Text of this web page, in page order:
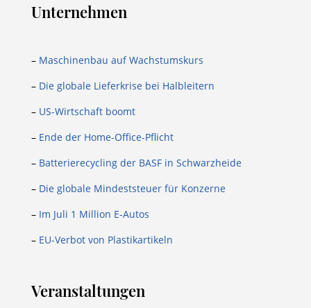
Unternehmen
– Maschinenbau auf Wachstumskurs
– Die globale Lieferkrise bei Halbleitern
– US-Wirtschaft boomt
– Ende der Home-Office-Pflicht
– Batterierecycling der BASF in Schwarzheide
– Die globale Mindeststeuer für Konzerne
– Im Juli 1 Million E-Autos
– EU-Verbot von Plastikartikeln
Veranstaltungen